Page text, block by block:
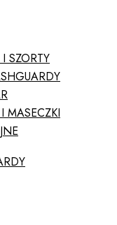
SZORTY
MASECZKI